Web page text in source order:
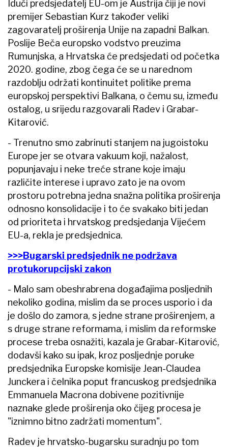
Idući predsjedatelj EU-om je Austrija čiji je novi
premijer Sebastian Kurz također veliki
zagovaratelj proširenja Unije na zapadni Balkan.
Poslije Beča europsko vodstvo preuzima
Rumunjska, a Hrvatska će predsjedati od početka
2020. godine, zbog čega će se u narednom
razdoblju održati kontinuitet politike prema
europskoj perspektivi Balkana, o čemu su, između
ostalog, u srijedu razgovarali Radev i Grabar-
Kitarović.
- Trenutno smo zabrinuti stanjem na jugoistoku
Europe jer se otvara vakuum koji, nažalost,
popunjavaju i neke treće strane koje imaju
različite interese i upravo zato je na ovom
prostoru potrebna jedna snažna politika proširenja
odnosno konsolidacije i to će svakako biti jedan
od prioriteta i hrvatskog predsjedanja Vijećem
EU-a, rekla je predsjednica.
>>>Bugarski predsjednik ne podržava
protukorupcijski zakon
- Malo sam obeshrabrena događajima posljednih
nekoliko godina, mislim da se proces usporio i da
je došlo do zamora, s jedne strane proširenjem, a
s druge strane reformama, i mislim da reformske
procese treba osnažiti, kazala je Grabar-Kitarović,
dodavši kako su ipak, kroz posljednje poruke
predsjednika Europske komisije Jean-Claudea
Junckera i čelnika poput francuskog predsjednika
Emmanuela Macrona dobivene pozitivnije
naznake glede proširenja oko čijeg procesa je
"iznimno bitno zadržati momentum".
Radev je hrvatsko-bugarsku suradnju po tom